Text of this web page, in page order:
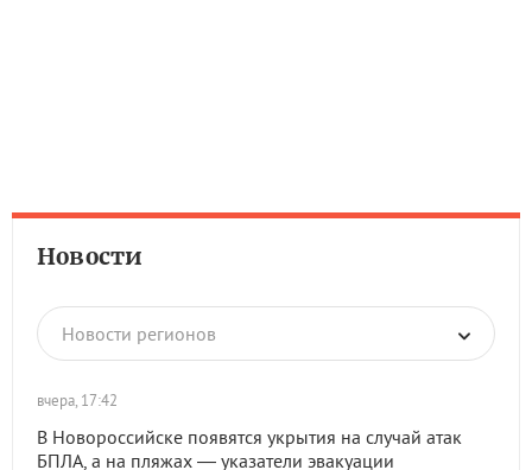
Новости
Новости регионов
вчера, 17:42
В Новороссийске появятся укрытия на случай атак
БПЛА, а на пляжах — указатели эвакуации